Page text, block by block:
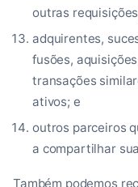
outras
adquirentes,
fusões,
transações
ativos; e
outros parceiros
a compartilhar
Também podemos